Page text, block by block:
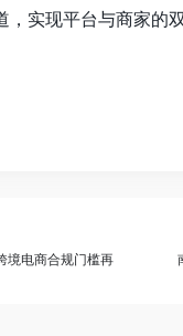
实现平台与商家的双
境电商合规门槛再